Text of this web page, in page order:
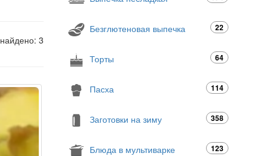
3
Безглютеновая выпечка 22
Торты 64
Пасха 114
Заготовки на зиму 358
Блюда в мультиварке 123